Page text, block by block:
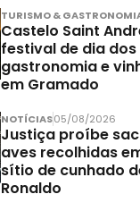
TURISMO &
Castelo Saint
festival de dia
gastronomia e
em Gramado
NOTÍCIAS05/08/2026
Justiça proíbe
aves recolhidas
sítio de cunhado
Ronaldo